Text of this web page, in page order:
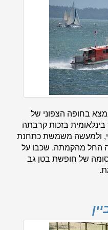
בחופה הצפוני של
בינלאומית בזכות קרבתה
ולמעשה משמשת כתחנת
החל מהקמתה. שכבו על
של חופשת בטן גב